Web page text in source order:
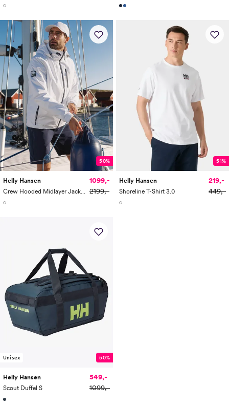
50%
Helly Hansen
1099,-
2199,-
51%
Helly Hansen
Shoreline T-Shirt 3.0
219,-
449,-
Unisex 50%
Helly Hansen
Scout Duffel S
549,-
1099,-